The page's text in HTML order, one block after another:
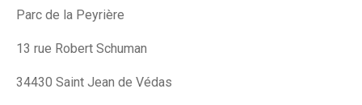
Parc de la Peyrière
13 rue Robert Schuman
34430 Saint Jean de Védas